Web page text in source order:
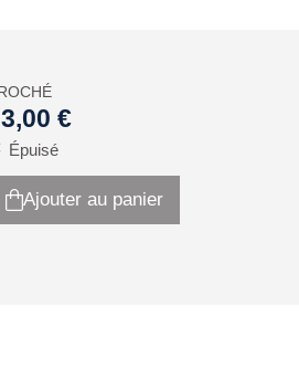
€
Épuisé
Ajouter au panier